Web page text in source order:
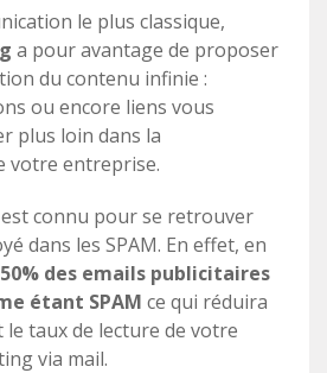
le plus classique,
a pour avantage de proposer
du contenu infinie :
ou encore liens vous
plus loin dans la
votre entreprise.
est connu pour se retrouver
dans les SPAM. En effet, en
50% des emails publicitaires
étant SPAM ce qui réduira
taux de lecture de votre
via mail.